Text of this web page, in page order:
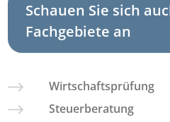
Schauen Sie sich
Fachgebiete an
Wirtschaftsprüfung
Steuerberatung